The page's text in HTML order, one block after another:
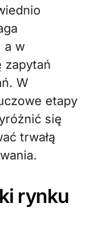
a w
zapytań
W
etapy
się
trwałą
rynku